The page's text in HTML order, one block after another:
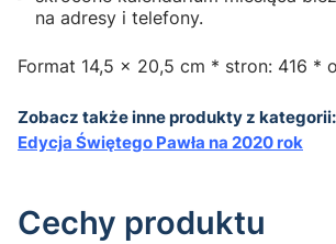
na adresy i telefony.
Format 14,5 x 20,5 cm * stron: 416 *
Zobacz także inne produkty z kategorii:
Edycja Świętego Pawła na 2020 rok
Cechy produktu